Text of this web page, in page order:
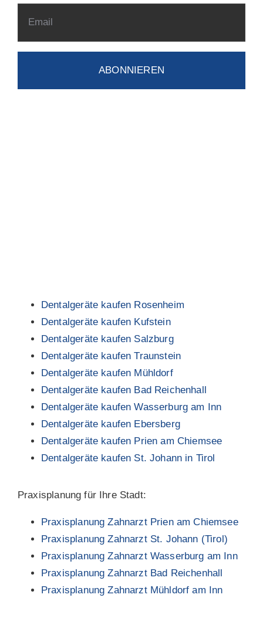
ABONNIEREN
Dentalgeräte kaufen Rosenheim
Dentalgeräte kaufen Kufstein
Dentalgeräte kaufen Salzburg
Dentalgeräte kaufen Traunstein
Dentalgeräte kaufen Mühldorf
Dentalgeräte kaufen Bad Reichenhall
Dentalgeräte kaufen Wasserburg am Inn
Dentalgeräte kaufen Ebersberg
Dentalgeräte kaufen Prien am Chiemsee
Dentalgeräte kaufen St. Johann in Tirol
Praxisplanung für Ihre Stadt:
Praxisplanung Zahnarzt Prien am Chiemsee
Praxisplanung Zahnarzt St. Johann (Tirol)
Praxisplanung Zahnarzt Wasserburg am Inn
Praxisplanung Zahnarzt Bad Reichenhall
Praxisplanung Zahnarzt Mühldorf am Inn